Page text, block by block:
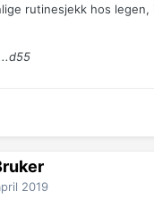
rutinesjekk hos legen,
2019